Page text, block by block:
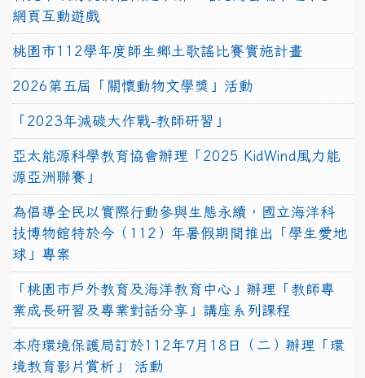
網頁互動遊戲
桃園市112學年度師生鄉土歌謠比賽實施計畫
2026第五屆「關懷動物文學獎」活動
「2023年減碳大作戰-教師研習」
亞太能源科學教育協會辦理「2025 KidWind風力能
源亞洲聯賽」
為倡導全民以實際行動參與生態永續，國立海洋科
技博物館特於今（112）年暑假期間推出「學生愛地
球」專案
「桃園市戶外教育及海洋教育中心」辦理「教師專
業成長研習及專業對話分享」講座系列課程
本府環境保護局訂於112年7月18日（二）辦理「環
境教育影片賞析」 活動